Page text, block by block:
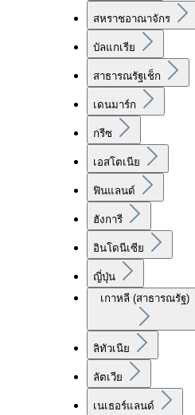
สหราชอาณาจักร
บัลแกเรีย
สาธารณรัฐเช็ก
เดนมาร์ก
กรีซ
เอสโตเนีย
ฟินแลนด์
ฮังการี
อินโดนีเซีย
ญี่ปุ่น
เกาหลี (สาธารณรัฐ)
ลิทัวเนีย
ลัตเวีย
เนเธอร์แลนด์